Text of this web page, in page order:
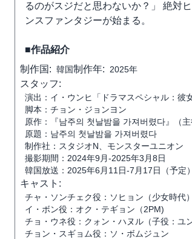
るのがスジだと思わないか？」 絶対
ンスファンタジーが始まる。
■作品紹介
制作国: 韓国制作年: 2025年
スタッフ:
演出：イ・ウンヒ「ドラマスペシャル：彼
脚本：チョン・ジョンヨン
原作：『남주의 첫날밤을 가져버렸다』（
原題：남주의 첫날밤을 가져버렸다
制作社：スタジオN、モンスターユニオン
撮影期間：2024年9月-2025年3月8日
韓国放送：2025年6月11日-7月17日（予定
キャスト:
チャ・ソンチェク役：ソヒョン（少女時代）
イ・ボン役：オク・テギョン（2PM)
チョ・ウネ役：クォン・ハヌル（子役：ユ
チョン・スギョム役：ソ・ボムジュン